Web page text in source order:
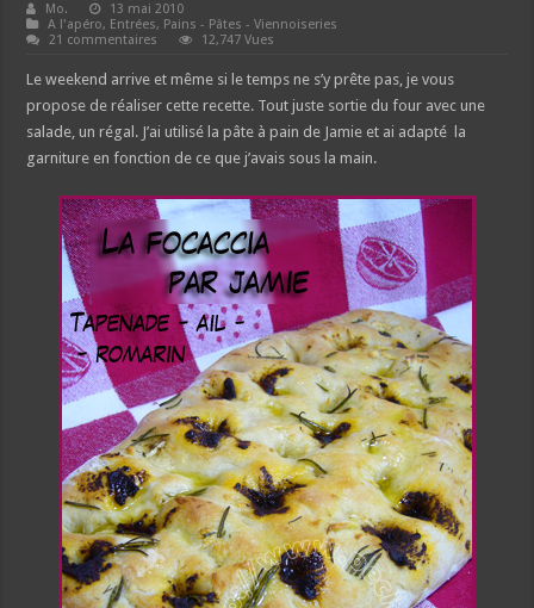
Mo.
13 mai 2010
A l'apéro, Entrées, Pains - Pâtes - Viennoiseries
21 commentaires
12,747 Vues
Le weekend arrive et même si le temps ne s’y prête pas, je vous
propose de réaliser cette recette. Tout juste sortie du four avec une
salade, un régal. J’ai utilisé la pâte à pain de Jamie et ai adapté la
garniture en fonction de ce que j’avais sous la main.